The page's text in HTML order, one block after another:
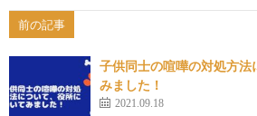
前の記事
子供同士の喧嘩の対処方法
みました！
2021.09.18